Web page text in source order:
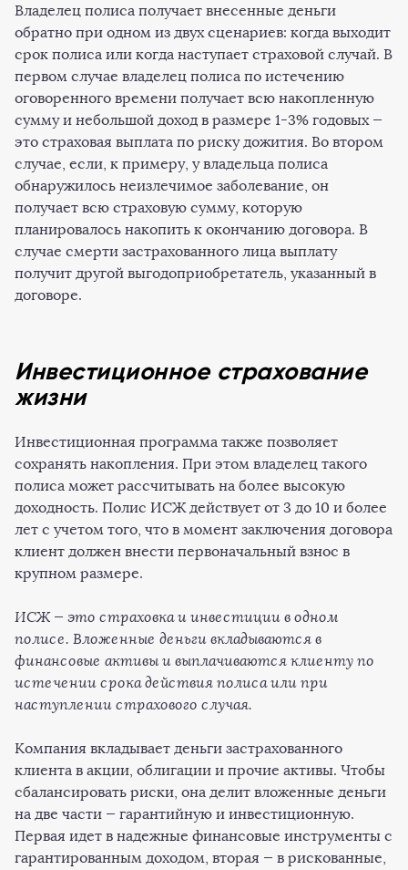
Владелец полиса получает внесенные деньги
обратно при одном из двух сценариев: когда выходит
срок полиса или когда наступает страховой случай. В
первом случае владелец полиса по истечению
оговоренного времени получает всю накопленную
сумму и небольшой доход в размере 1-3% годовых —
это страховая выплата по риску дожития. Во втором
случае, если, к примеру, у владельца полиса
обнаружилось неизлечимое заболевание, он
получает всю страховую сумму, которую
планировалось накопить к окончанию договора. В
случае смерти застрахованного лица выплату
получит другой выгодоприобретатель, указанный в
договоре.
Инвестиционное страхование
жизни
Инвестиционная программа также позволяет
сохранять накопления. При этом владелец такого
полиса может рассчитывать на более высокую
доходность. Полис ИСЖ действует от 3 до 10 и более
лет с учетом того, что в момент заключения договора
клиент должен внести первоначальный взнос в
крупном размере.
ИСЖ — это страховка и инвестиции в одном
полисе. Вложенные деньги вкладываются в
финансовые активы и выплачиваются клиенту по
истечении срока действия полиса или при
наступлении страхового случая.
Компания вкладывает деньги застрахованного
клиента в акции, облигации и прочие активы. Чтобы
сбалансировать риски, она делит вложенные деньги
на две части — гарантийную и инвестиционную.
Первая идет в надежные финансовые инструменты с
гарантированным доходом, вторая — в рискованные,